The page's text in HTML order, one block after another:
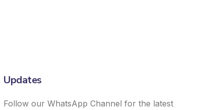
Updates
Follow our WhatsApp Channel for the latest